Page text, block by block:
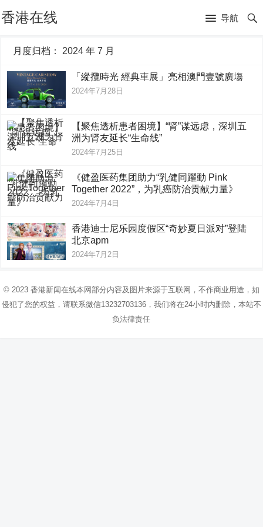
香港在线 导航
月度归档： 2024 年 7 月
「縱攬時光 經典車展」亮相澳門壹號廣塲
2024年7月28日
【聚焦透析患者困境】“肾”谋远虑，深圳五
洲为肾友延长“生命线”
2024年7月25日
《健盈医药集团助力“乳健同躍動 Pink
Together 2022”，为乳癌防治贡献力量》
2024年7月4日
香港迪士尼乐园度假区“奇妙夏日派对”登陆
北京apm
2024年7月2日
© 2023 香港新闻在线本网部分内容及图片来源于互联网，不作商业用途，如
侵犯了您的权益，请联系微信13232703136，我们将在24小时内删除，本站不
负法律责任